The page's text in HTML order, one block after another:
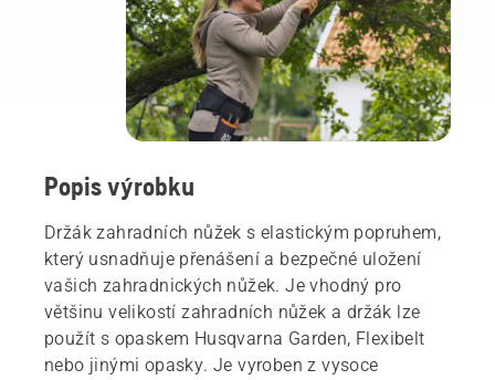
Popis výrobku
Držák zahradních nůžek s elastickým popruhem,
který usnadňuje přenášení a bezpečné uložení
vašich zahradnických nůžek. Je vhodný pro
většinu velikostí zahradních nůžek a držák lze
použít s opaskem Husqvarna Garden, Flexibelt
nebo jinými opasky. Je vyroben z vysoce